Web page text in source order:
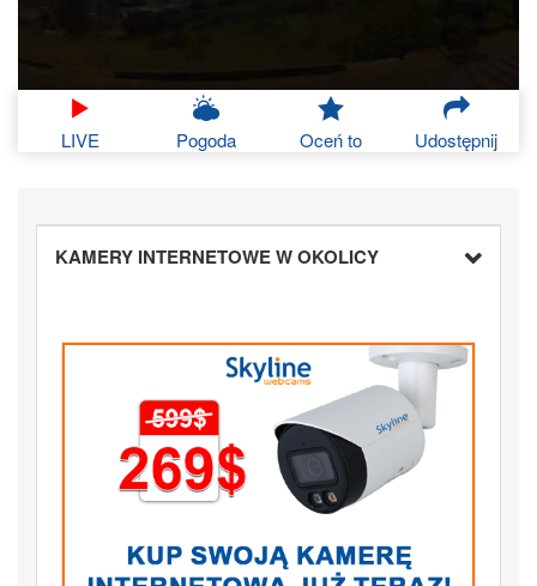
LIVE Pogoda Oceń to Udostępnij
KAMERY INTERNETOWE W OKOLICY